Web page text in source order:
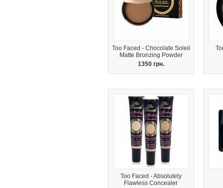
Too Faced - Chocolate Soleil
Matte Bronzing Powder
1350 грн.
Too Faced - Absolutely
Flawless Concealer